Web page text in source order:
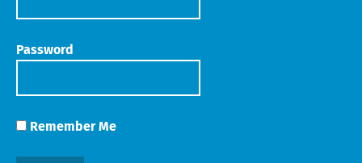
Password
Remember Me